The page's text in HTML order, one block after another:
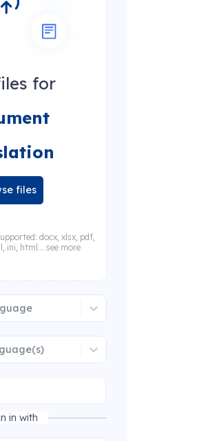
for
files
docx, xlsx, pdf,
ini, html... see more
in with